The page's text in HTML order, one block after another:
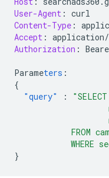
User-Agent : curl
Content-Type :
Accept :
Authorization :
Parameters :
{
"query"
:
FROM
WHERE
}